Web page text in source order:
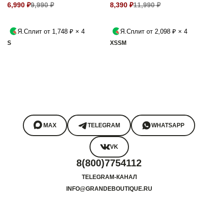
6,990 ₽9,990 ₽
Я.Сплит от 1,748 ₽ × 4
S
8,390 ₽11,990 ₽
Я.Сплит от 2,098 ₽ × 4
XSSM
MAX TELEGRAM WHATSAPP
VK
8(800)7754112
TELEGRAM-КАНАЛ
INFO@GRANDEBOUTIQUE.RU